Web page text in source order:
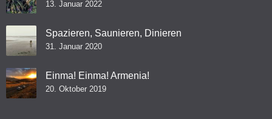
13. Januar 2022
Spazieren, Saunieren, Dinieren
31. Januar 2020
Einma! Einma! Armenia!
20. Oktober 2019